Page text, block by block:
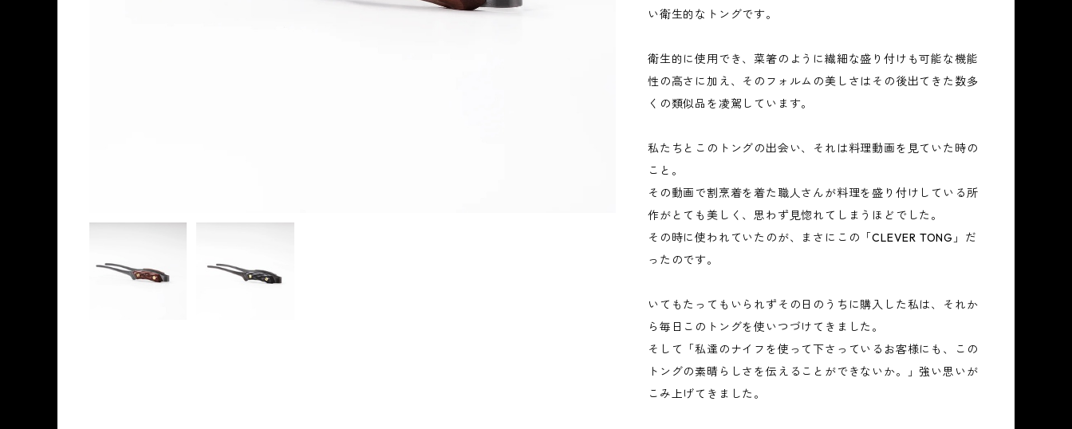
い衛生的なトングです。
衛生的に使用でき、菜箸のように繊細な盛り付けも可能な機能
性の高さに加え、そのフォルムの美しさはその後出てきた数多
くの類似品を凌駕しています。
私たちとこのトングの出会い、それは料理動画を見ていた時の
こと。
その動画で割烹着を着た職人さんが料理を盛り付けしている所
作がとても美しく、思わず見惚れてしまうほどでした。
その時に使われていたのが、まさにこの「CLEVER TONG」だ
ったのです。
いてもたってもいられずその日のうちに購入した私は、それか
ら毎日このトングを使いつづけてきました。
そして「私達のナイフを使って下さっているお客様にも、この
トングの素晴らしさを伝えることができないか。」強い思いが
こみ上げてきました。